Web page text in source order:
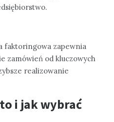
faktoringowa zapewnia
zamówień od kluczowych
realizowanie
i jak wybrać